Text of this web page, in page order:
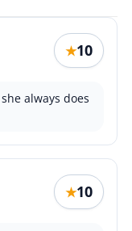
★10
always does
★10